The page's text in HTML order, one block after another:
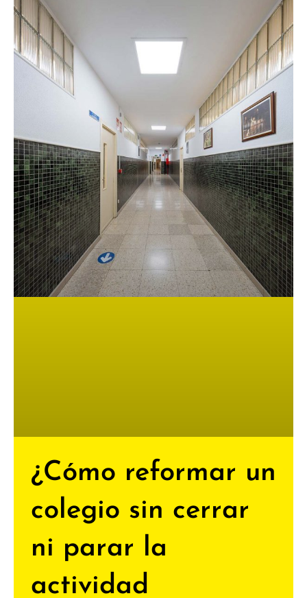
¿Cómo reformar un
colegio sin cerrar
ni parar la
actividad